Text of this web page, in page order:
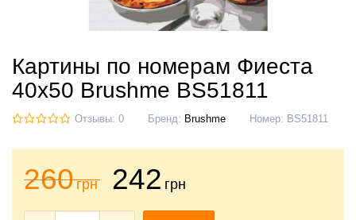
Картины по номерам Фиеста
40x50 Brushme BS51811
Отзывы: 0 Бренд: Brushme Номер: BS51811
260грн 242 грн